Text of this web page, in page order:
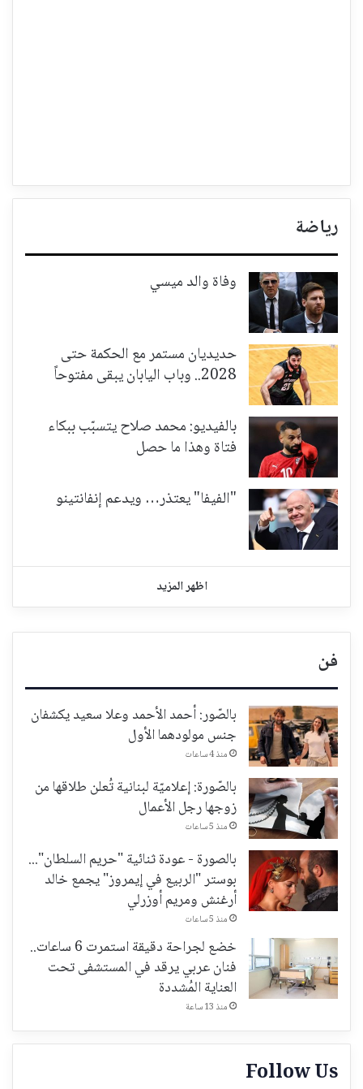
رياضة
وفاة والد ميسي
حديديان مستمر مع الحكمة حتى
2028.. وباب اليابان يبقى مفتوحاً
بالفيديو: محمد صلاح يتسبّب ببكاء
فتاة وهذا ما حصل
"الفيفا" يعتذر… ويدعم إنفانتينو
اظهر المزيد
فن
بالصّور: أحمد الأحمد وعلا سعيد يكشفان
جنس مولودهما الأول
منذ 4 ساعات
بالصّورة: إعلاميّة لبنانية تُعلن طلاقها من
زوجها رجل الأعمال
منذ 5 ساعات
بالصورة - عودة ثنائية "حريم السلطان"...
بوستر "الربيع في إيمروز" يجمع خالد
أرغنش ومريم أوزرلي
منذ 5 ساعات
خضع لجراحة دقيقة استمرت 6 ساعات..
فنان عربي يرقد في المستشفى تحت
العناية المُشددة
منذ 13 ساعة
Follow Us